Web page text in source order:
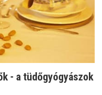
- a tüdőgyógyászok